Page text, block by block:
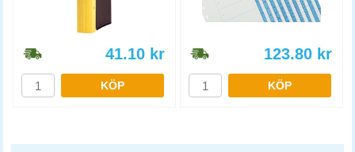
41.10 kr
KÖP
123.80 kr
KÖP